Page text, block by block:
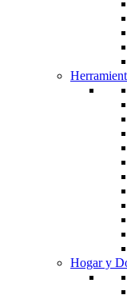
Hogar y